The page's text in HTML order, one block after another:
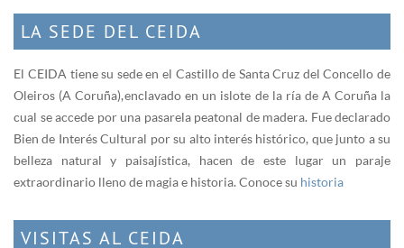
LA SEDE DEL CEIDA
El CEIDA tiene su sede en el Castillo de Santa Cruz del Concello de
Oleiros (A Coruña), enclavado en un islote de la ría de A Coruña la
cual se accede por una pasarela peatonal de madera. Fue declarado
Bien de Interés Cultural por su alto interés histórico, que junto a su
belleza natural y paisajística, hacen de este lugar un paraje
extraordinario lleno de magia e historia. Conoce su historia
VISITAS AL CEIDA